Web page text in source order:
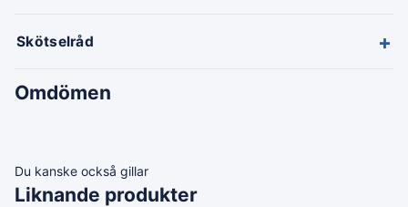
Skötselråd +
Omdömen
Du kanske också gillar
Liknande produkter